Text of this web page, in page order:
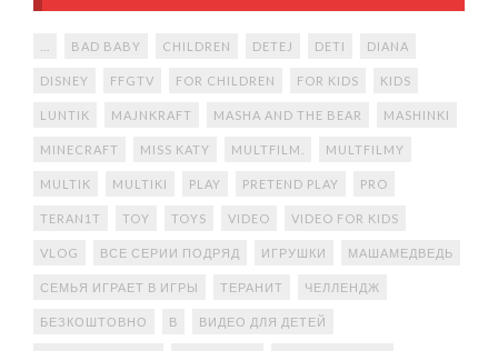
BAD BABY CHILDREN DETEJ DETI DIANA
DISNEY FFGTV FOR CHILDREN FOR KIDS KIDS
LUNTIK MAJNKRAFT MASHA AND THE BEAR MASHINKI
MINECRAFT MISS KATY MULTFILM. MULTFILMY
MULTIK MULTIKI PLAY PRETEND PLAY PRO
TERAN1T TOY TOYS VIDEO VIDEO FOR KIDS
VLOG ВСЕ СЕРИИ ПОДРЯД ИГРУШКИ МАШАМЕДВЕДЬ
СЕМЬЯ ИГРАЕТ В ИГРЫ ТЕРАНИТ ЧЕЛЛЕНДЖ
БЕЗКОШТОВНО В ВИДЕО ДЛЯ ДЕТЕЙ